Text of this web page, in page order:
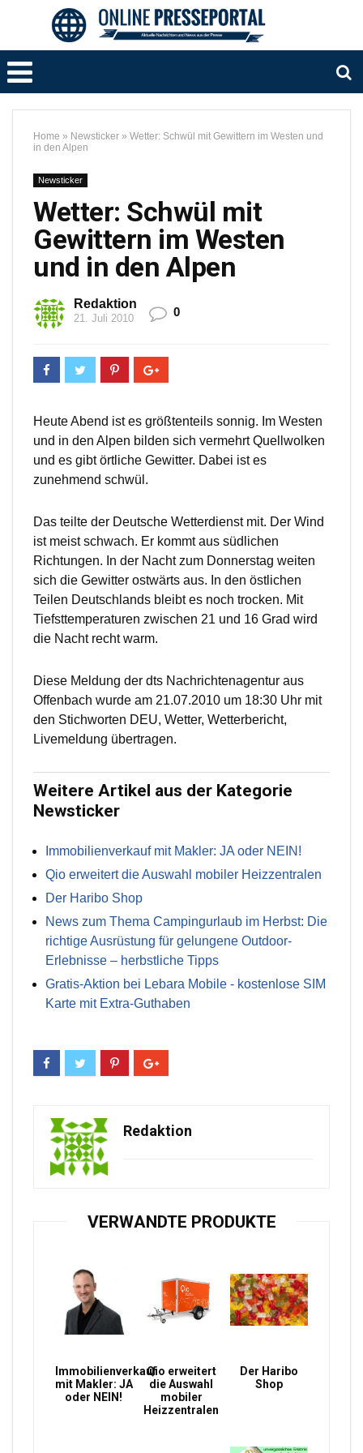
Home » Newsticker » Wetter: Schwül mit Gewittern im Westen und
in den Alpen
Newsticker
Wetter: Schwül mit
Gewittern im Westen
und in den Alpen
Redaktion
21. Juli 2010 0
Heute Abend ist es größtenteils sonnig. Im Westen
und in den Alpen bilden sich vermehrt Quellwolken
und es gibt örtliche Gewitter. Dabei ist es
zunehmend schwül.
Das teilte der Deutsche Wetterdienst mit. Der Wind
ist meist schwach. Er kommt aus südlichen
Richtungen. In der Nacht zum Donnerstag weiten
sich die Gewitter ostwärts aus. In den östlichen
Teilen Deutschlands bleibt es noch trocken. Mit
Tiefsttemperaturen zwischen 21 und 16 Grad wird
die Nacht recht warm.
Diese Meldung der dts Nachrichtenagentur aus
Offenbach wurde am 21.07.2010 um 18:30 Uhr mit
den Stichworten DEU, Wetter, Wetterbericht,
Livemeldung übertragen.
Weitere Artikel aus der Kategorie
Newsticker
Immobilienverkauf mit Makler: JA oder NEIN!
Qio erweitert die Auswahl mobiler Heizzentralen
Der Haribo Shop
News zum Thema Campingurlaub im Herbst: Die
richtige Ausrüstung für gelungene Outdoor-
Erlebnisse – herbstliche Tipps
Gratis-Aktion bei Lebara Mobile - kostenlose SIM
Karte mit Extra-Guthaben
Redaktion
VERWANDTE PRODUKTE
Immobilienverkauf
mit Makler: JA
oder NEIN!
Qio erweitert
die Auswahl
mobiler
Heizzentralen
Der Haribo
Shop